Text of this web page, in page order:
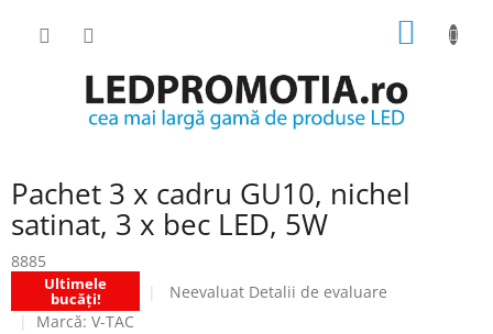
COŞ
Pachet 3 x cadru GU10, nichel
satinat, 3 x bec LED, 5W
8885
Ultimele
bucăți!
Evaluarea
Neevaluat Detalii de evaluare
Marcă: V-TAC